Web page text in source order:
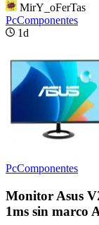
MirY_oFerTas
PcComponentes
1d
PcComponentes
Monitor Asus
1ms sin marco